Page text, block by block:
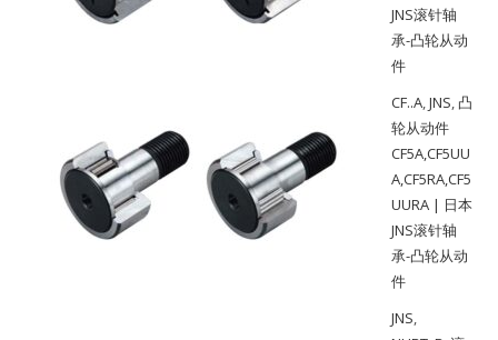
JNS滚针轴
承-凸轮从动
件
CF..A,JNS, 凸
轮从动件
CF5A,CF5UU
A,CF5RA,CF5
UURA | 日本
JNS滚针轴
承-凸轮从动
件
JNS,